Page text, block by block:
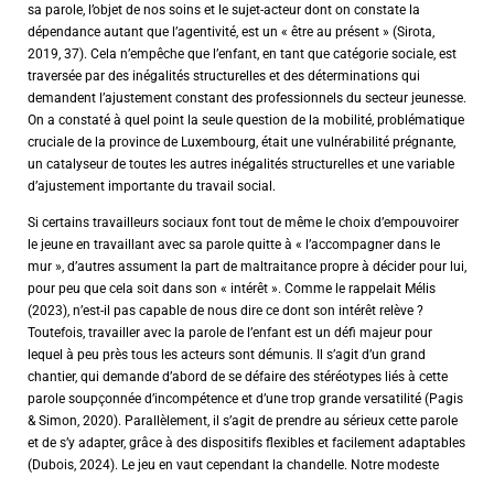
sa parole, l’objet de nos soins et le sujet-acteur dont on constate la
dépendance autant que l’agentivité, est un « être au présent » (Sirota,
2019, 37). Cela n’empêche que l’enfant, en tant que catégorie sociale, est
traversée par des inégalités structurelles et des déterminations qui
demandent l’ajustement constant des professionnels du secteur jeunesse.
On a constaté à quel point la seule question de la mobilité, problématique
cruciale de la province de Luxembourg, était une vulnérabilité prégnante,
un catalyseur de toutes les autres inégalités structurelles et une variable
d’ajustement importante du travail social.
Si certains travailleurs sociaux font tout de même le choix d’empouvoirer
le jeune en travaillant avec sa parole quitte à « l’accompagner dans le
mur », d’autres assument la part de maltraitance propre à décider pour lui,
pour peu que cela soit dans son « intérêt ». Comme le rappelait Mélis
(2023), n’est-il pas capable de nous dire ce dont son intérêt relève ?
Toutefois, travailler avec la parole de l’enfant est un défi majeur pour
lequel à peu près tous les acteurs sont démunis. Il s’agit d’un grand
chantier, qui demande d’abord de se défaire des stéréotypes liés à cette
parole soupçonnée d’incompétence et d’une trop grande versatilité (Pagis
& Simon, 2020). Parallèlement, il s’agit de prendre au sérieux cette parole
et de s’y adapter, grâce à des dispositifs flexibles et facilement adaptables
(Dubois, 2024). Le jeu en vaut cependant la chandelle. Notre modeste